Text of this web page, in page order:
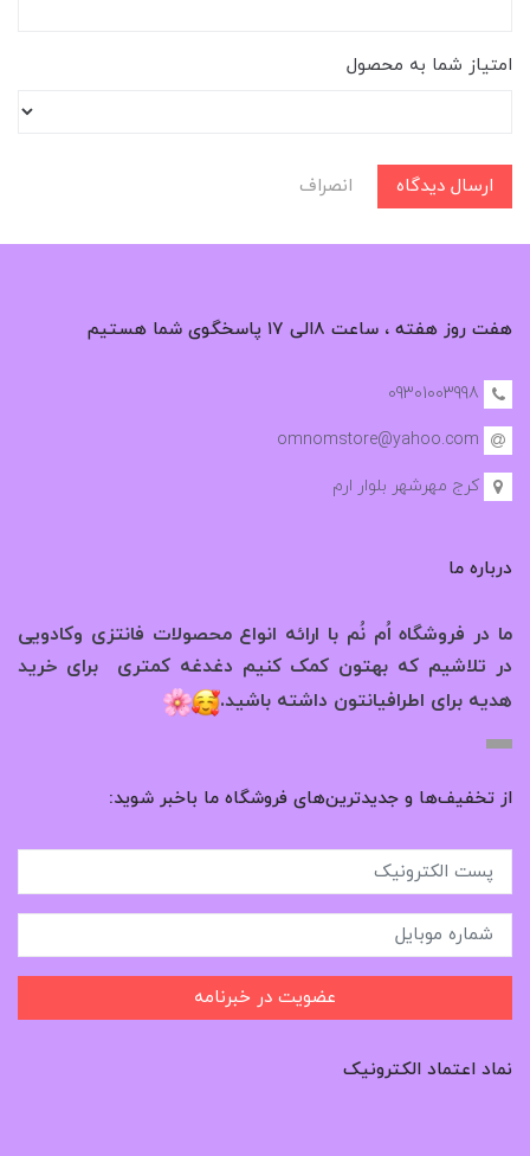
امتیاز شما به محصول
ارسال دیدگاه انصراف
هفت روز هفته ، ساعت ۸الی ۱۷ پاسخگوی شما هستیم
09301003998
omnomstore@yahoo.com
کرج مهرشهر بلوار ارم
درباره ما
ما در فروشگاه اُم نُم با ارائه انواع محصولات فانتزی وکادویی
در تلاشیم که بهتون کمک کنیم دغدغه کمتری برای خرید
هدیه برای اطرافیانتون داشته باشید.
از تخفیف‌ها و جدیدترین‌های فروشگاه ما باخبر شوید:
عضویت در خبرنامه
نماد اعتماد الکترونیک